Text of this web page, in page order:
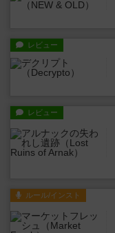
レビュー
レビュー
ルール/インスト